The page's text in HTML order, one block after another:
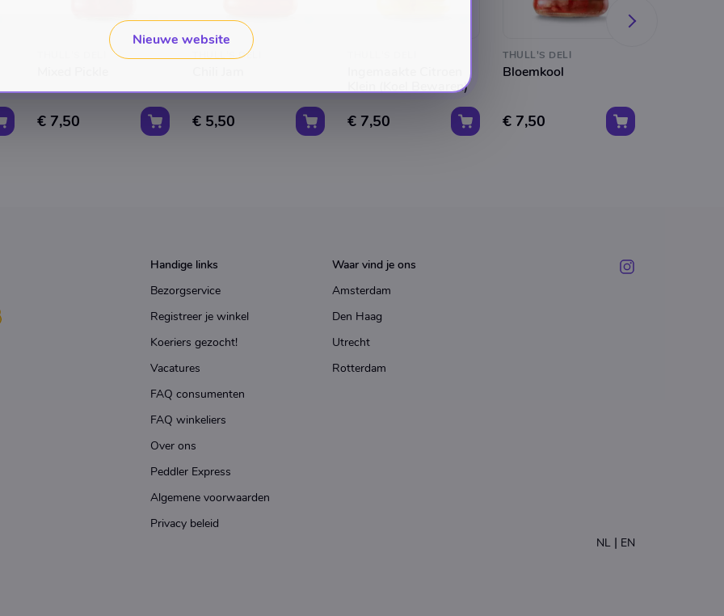
€ 7,50
THULL'S DELI
€ 5,50
Klein (Koel Bewaren)
€ 7,50
THULL'S DELI
Bloemkool
€ 7,50
Handige links
Bezorgservice
Registreer je winkel
Koeriers gezocht!
Vacatures
FAQ consumenten
FAQ winkeliers
Over ons
Peddler Express
Algemene voorwaarden
Privacy beleid
Waar vind je ons
Amsterdam
Den Haag
Utrecht
Rotterdam
NL | EN
Nieuwe website